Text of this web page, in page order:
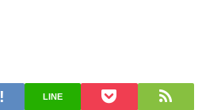
LINE